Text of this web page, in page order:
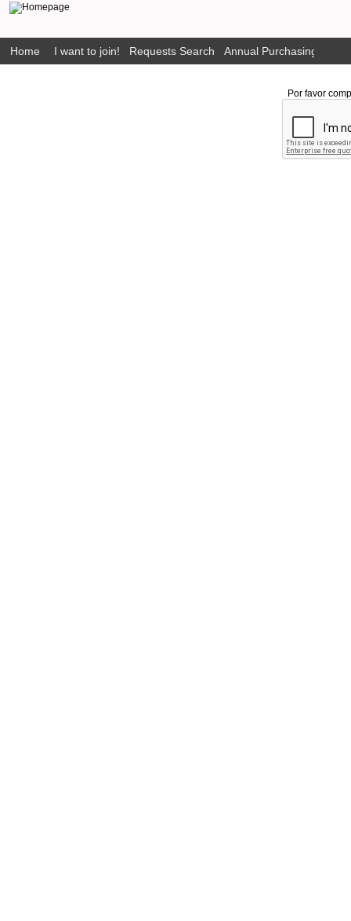
Home I want to join! Requests Search Annual Purchasing Plan
Por favor